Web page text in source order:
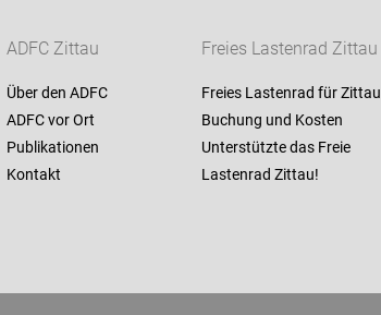
ADFC Zittau
Über den ADFC
ADFC vor Ort
Publikationen
Kontakt
Freies Lastenrad Zittau
Freies Lastenrad für Zittau
Buchung und Kosten
Unterstützte das Freie
Lastenrad Zittau!